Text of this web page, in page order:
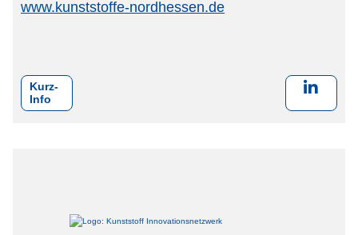
www.kunststoffe-nordhessen.de
Kurz-
Info